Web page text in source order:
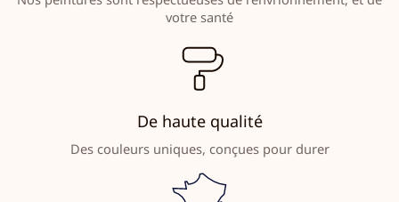
votre santé
De haute qualité
Des couleurs uniques, conçues pour durer